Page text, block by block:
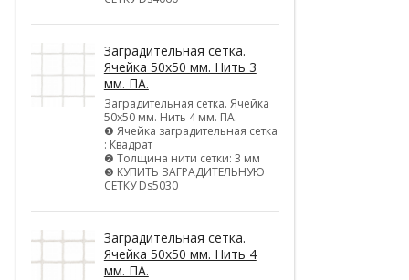
Заградительная сетка.
Ячейка 50х50 мм. Нить 3
мм. ПА.
Заградительная сетка. Ячейка
50х50 мм. Нить 4 мм. ПА.
❶ Ячейка заградительная сетка
: Квадрат
❷ Толщина нити сетки: 3 мм
❸ КУПИТЬ ЗАГРАДИТЕЛЬНУЮ
СЕТКУ Ds5030
Заградительная сетка.
Ячейка 50х50 мм. Нить 4
мм. ПА.